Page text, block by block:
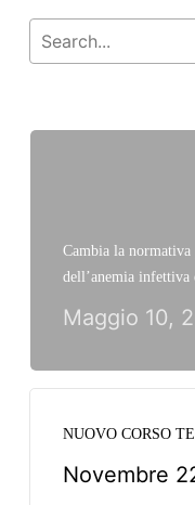
Cambia la
dell’anemia infettiva
Maggio 10,
NUOVO CORSO
Novembre